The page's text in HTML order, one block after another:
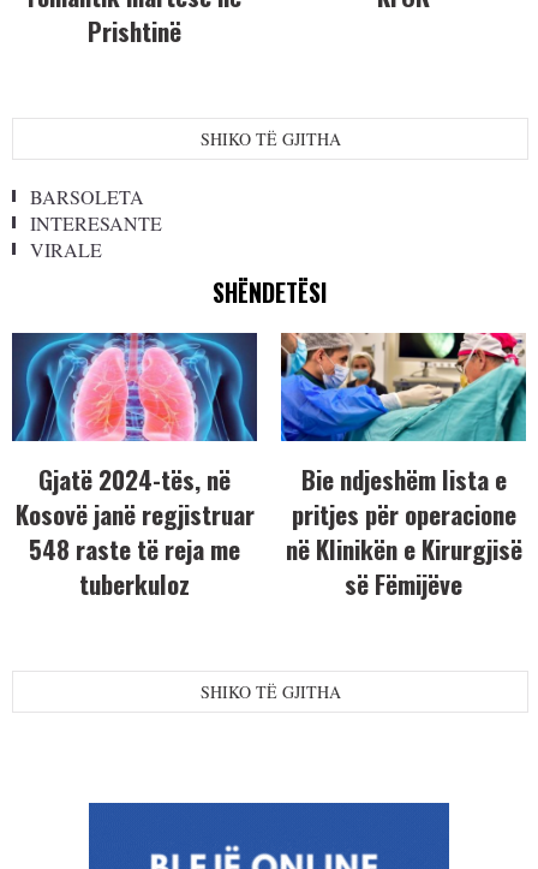
Prishtinë
SHIKO TË GJITHA
BARSOLETA
INTERESANTE
VIRALE
SHËNDETËSI
Gjatë 2024-tës, në
Kosovë janë regjistruar
548 raste të reja me
tuberkuloz
Bie ndjeshëm lista e
pritjes për operacione
në Klinikën e Kirurgjisë
së Fëmijëve
SHIKO TË GJITHA